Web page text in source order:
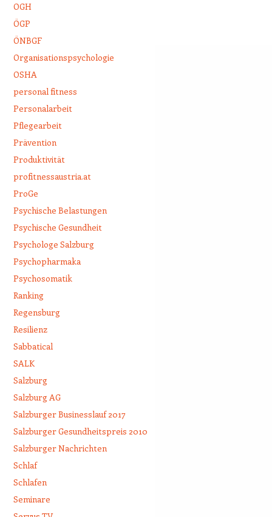
OGH
ÖGP
ÖNBGF
Organisationspsychologie
OSHA
personal fitness
Personalarbeit
Pflegearbeit
Prävention
Produktivität
profitnessaustria.at
ProGe
Psychische Belastungen
Psychische Gesundheit
Psychologe Salzburg
Psychopharmaka
Psychosomatik
Ranking
Regensburg
Resilienz
Sabbatical
SALK
Salzburg
Salzburg AG
Salzburger Businesslauf 2017
Salzburger Gesundheitspreis 2010
Salzburger Nachrichten
Schlaf
Schlafen
Seminare